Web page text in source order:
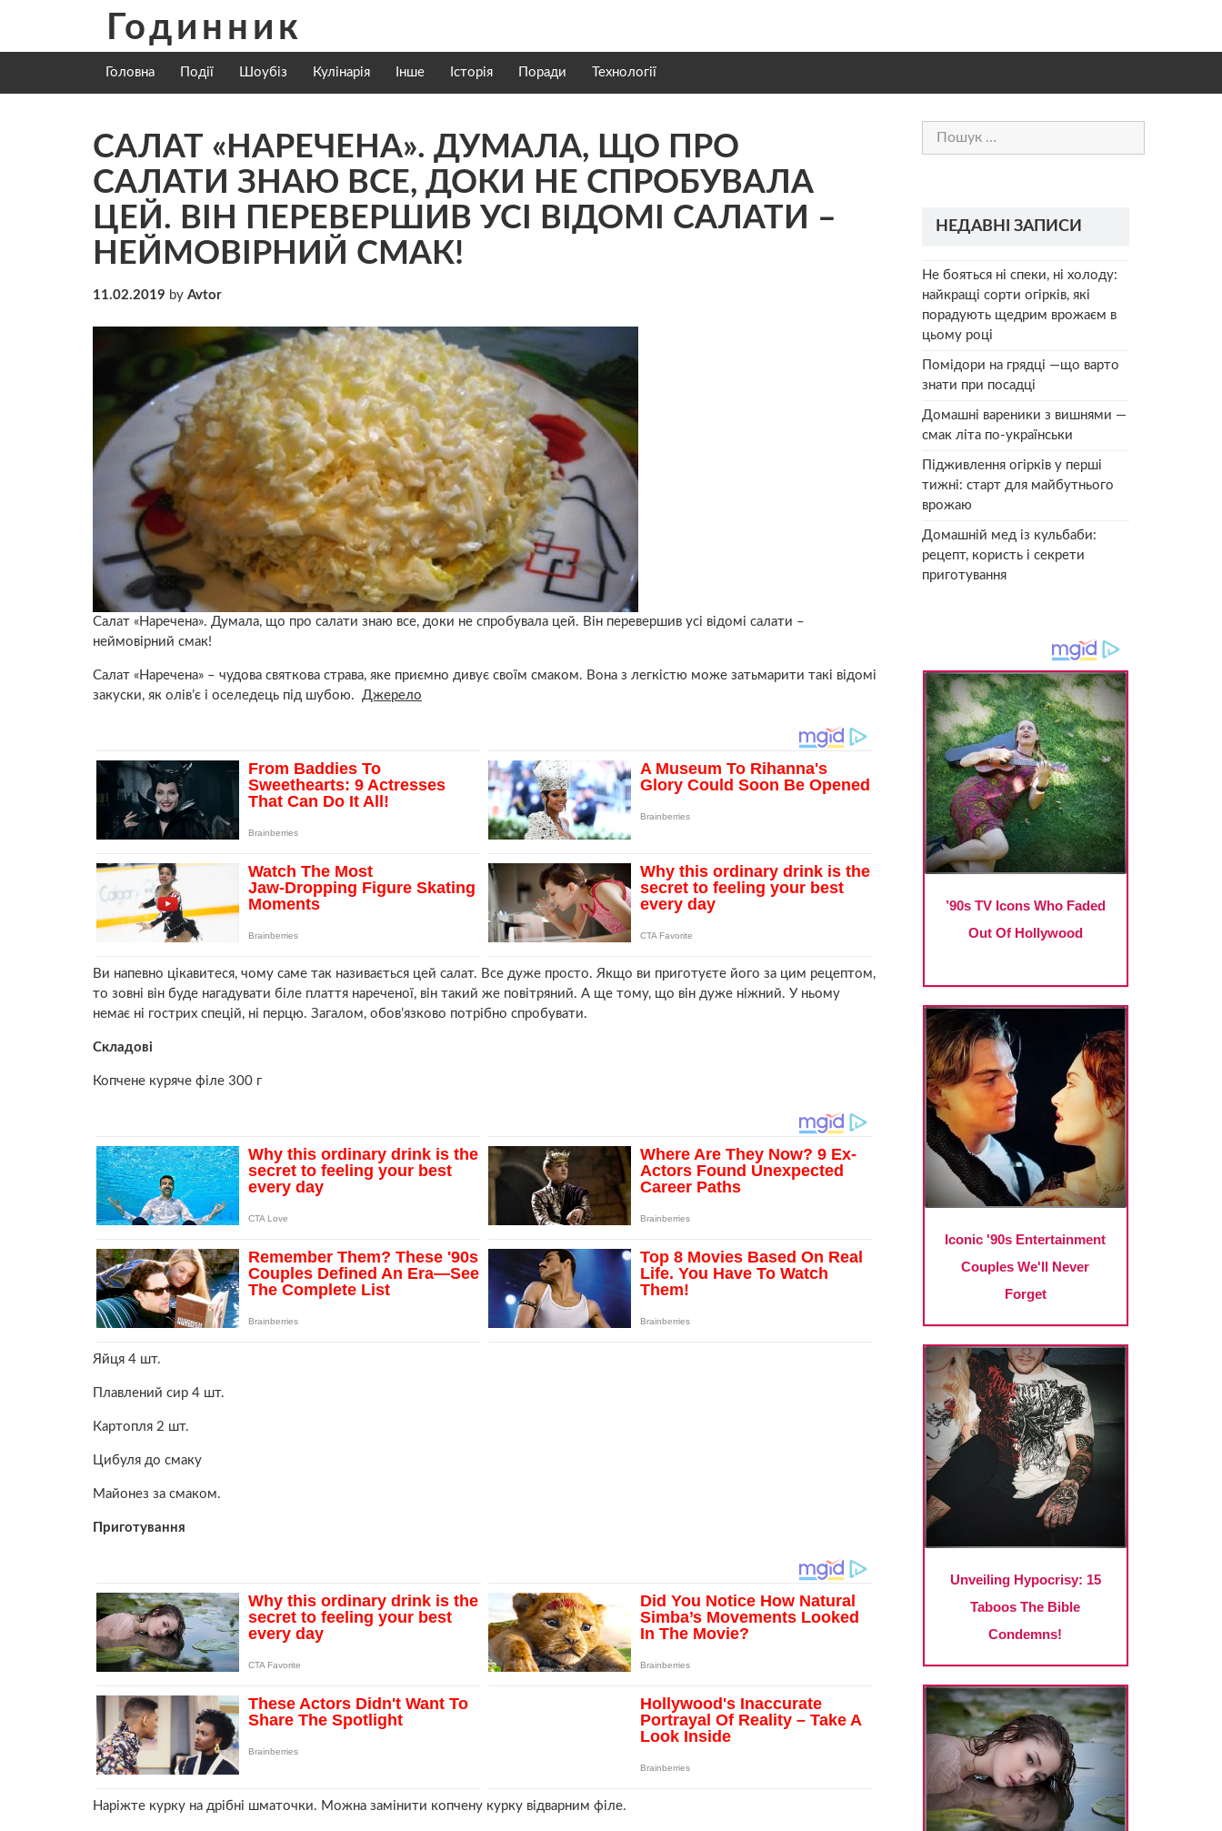
content
Годинник
Головна Події Шоубіз Кулінарія Інше Історія Поради Технології
САЛАТ «НАРЕЧЕНА». ДУМАЛА, ЩО ПРО
САЛАТИ ЗНАЮ ВСЕ, ДОКИ НЕ СПРОБУВАЛА
ЦЕЙ. ВІН ПЕРЕВЕРШИВ УСІ ВІДОМІ САЛАТИ –
НЕЙМОВІРНИЙ СМАК!
11.02.2019 by Avtor
Салат «Наречена». Думала, що про салати знаю все, доки не спробувала цей. Він перевершив усі відомі салати –
неймовірний смак!
Салат «Наречена» – чудова святкова страва, яке приємно дивує своїм смаком. Вона з легкістю може затьмарити такі відомі
закуски, як олів’є і оселедець під шубою. Джерело
Ви напевно цікавитеся, чому саме так називається цей салат. Все дуже просто. Якщо ви приготуєте його за цим рецептом,
то зовні він буде нагадувати біле плаття нареченої, він такий же повітряний. А ще тому, що він дуже ніжний. У ньому
немає ні гострих спецій, ні перцю. Загалом, обов’язково потрібно спробувати.
Складові
Копчене куряче філе 300 г
Яйця 4 шт.
Плавлений сир 4 шт.
Картопля 2 шт.
Цибуля до смаку
Майонез за смаком.
Приготування
Наріжте курку на дрібні шматочки. Можна замінити копчену курку відварним філе.
Пошук:
НЕДАВНІ ЗАПИСИ
Не бояться ні спеки, ні холоду:
найкращі сорти огірків, які
порадують щедрим врожаєм в
цьому році
Помідори на грядці —що варто
знати при посадці
Домашні вареники з вишнями —
смак літа по-українськи
Підживлення огірків у перші
тижні: старт для майбутнього
врожаю
Домашній мед із кульбаби:
рецепт, користь і секрети
приготування